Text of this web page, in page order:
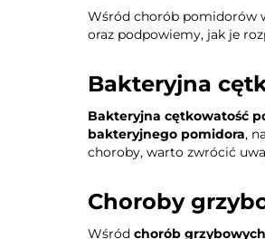
Wśród chorób pomidorów
oraz podpowiemy, jak je
Bakteryjna
Bakteryjna cętkowatość
bakteryjnego pomidora,
choroby, warto zwrócić
Choroby
Wśródchorób